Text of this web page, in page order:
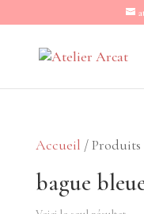
Accueil / Produits
bague